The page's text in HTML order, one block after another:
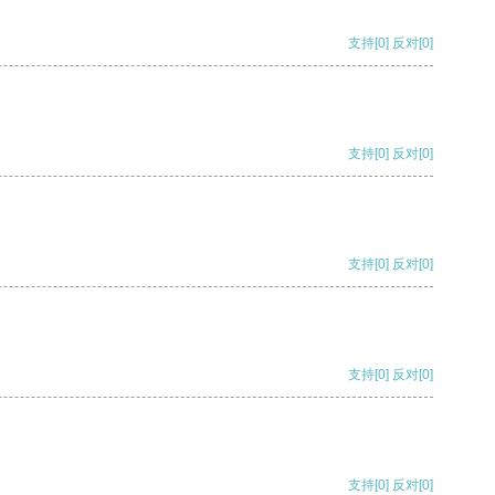
支持[0] 反对[0]
支持[0] 反对[0]
支持[0] 反对[0]
支持[0] 反对[0]
支持[0] 反对[0]